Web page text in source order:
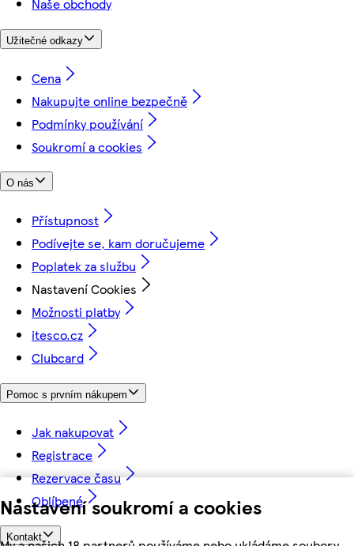
Nastavení soukromí a cookies
Naše obchody
Užitečné odkazy
Cena
Nakupujte online bezpečně
Podmínky používání
Soukromí a cookies
O nás
Přístupnost
Podívejte se, kam doručujeme
Poplatek za službu
Nastavení Cookies
Možnosti platby
itesco.cz
Clubcard
Pomoc s prvním nákupem
Jak nakupovat
Registrace
Rezervace času
Oblíbené
Kontakt